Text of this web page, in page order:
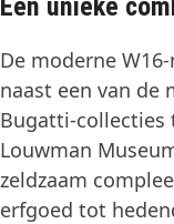
Een unieke
De moderne
naast een van de
Bugatti-collecties
Louwman
zeldzaam
erfgoed tot